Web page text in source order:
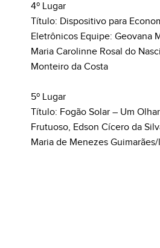
4º Lugar
Título: Dispositivo para
Eletrônicos Equipe: Geovana
Maria Carolinne Rosal do
Monteiro da Costa
5º Lugar
Título: Fogão Solar – Um
Frutuoso, Edson Cícero da
Maria de Menezes